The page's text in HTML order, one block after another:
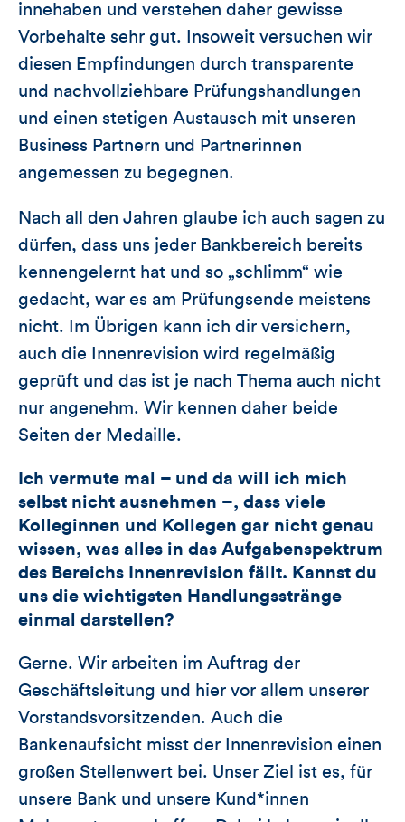
innehaben und verstehen daher gewisse
Vorbehalte sehr gut. Insoweit versuchen wir
diesen Empfindungen durch transparente
und nachvollziehbare Prüfungshandlungen
und einen stetigen Austausch mit unseren
Business Partnern und Partnerinnen
angemessen zu begegnen.
Nach all den Jahren glaube ich auch sagen zu
dürfen, dass uns jeder Bankbereich bereits
kennengelernt hat und so „schlimm“ wie
gedacht, war es am Prüfungsende meistens
nicht. Im Übrigen kann ich dir versichern,
auch die Innenrevision wird regelmäßig
geprüft und das ist je nach Thema auch nicht
nur angenehm. Wir kennen daher beide
Seiten der Medaille.
Ich vermute mal – und da will ich mich
selbst nicht ausnehmen –, dass viele
Kolleginnen und Kollegen gar nicht genau
wissen, was alles in das Aufgabenspektrum
des Bereichs Innenrevision fällt. Kannst du
uns die wichtigsten Handlungsstränge
einmal darstellen?
Gerne. Wir arbeiten im Auftrag der
Geschäftsleitung und hier vor allem unserer
Vorstandsvorsitzenden. Auch die
Bankenaufsicht misst der Innenrevision einen
großen Stellenwert bei. Unser Ziel ist es, für
unsere Bank und unsere Kund*innen